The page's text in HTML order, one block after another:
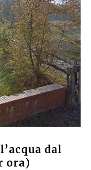
dal
ora)